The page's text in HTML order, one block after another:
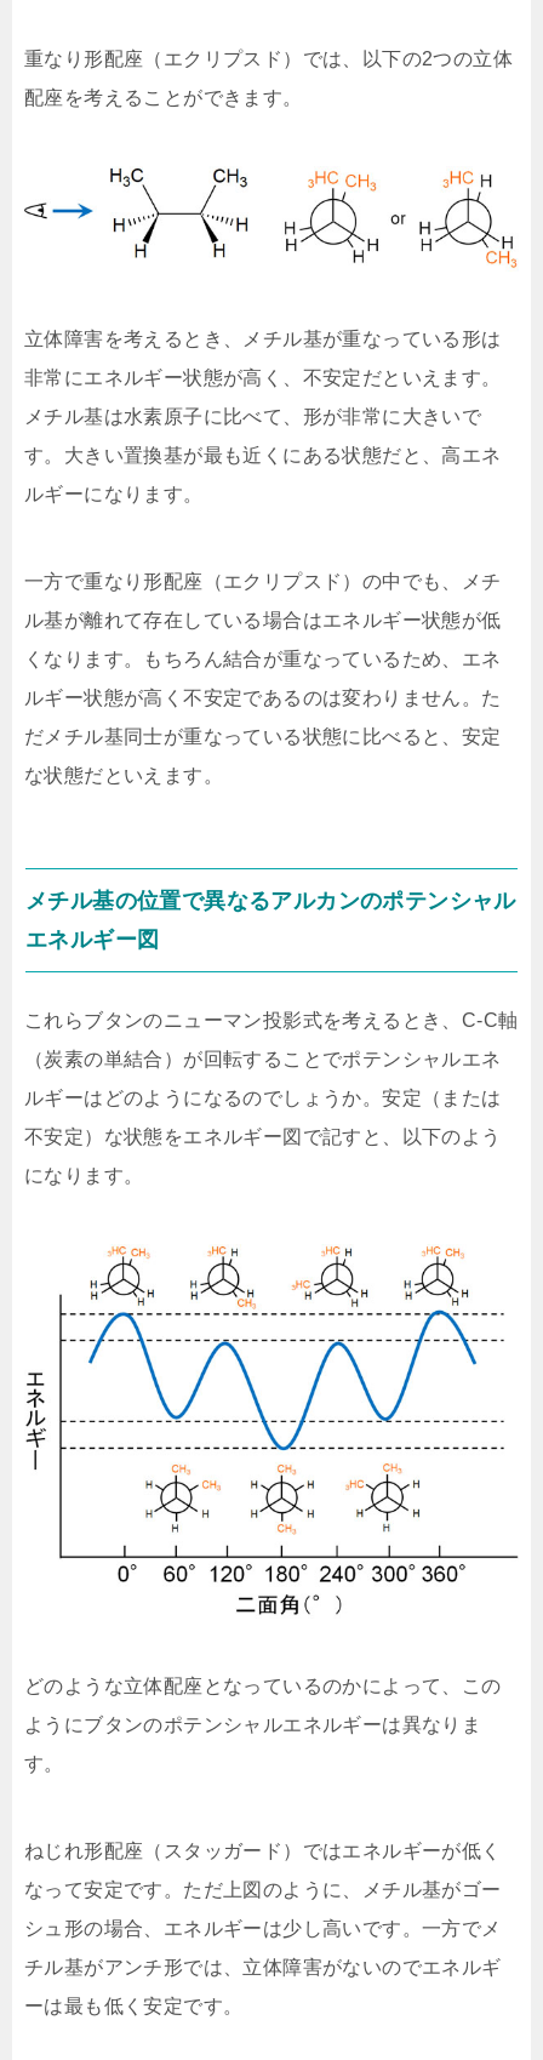
重なり形配座（エクリプスド）では、以下の2つの立体
配座を考えることができます。
立体障害を考えるとき、メチル基が重なっている形は
非常にエネルギー状態が高く、不安定だといえます。
メチル基は水素原子に比べて、形が非常に大きいで
す。大きい置換基が最も近くにある状態だと、高エネ
ルギーになります。
一方で重なり形配座（エクリプスド）の中でも、メチ
ル基が離れて存在している場合はエネルギー状態が低
くなります。もちろん結合が重なっているため、エネ
ルギー状態が高く不安定であるのは変わりません。た
だメチル基同士が重なっている状態に比べると、安定
な状態だといえます。
メチル基の位置で異なるアルカンのポテンシャル
エネルギー図
これらブタンのニューマン投影式を考えるとき、C-C軸
（炭素の単結合）が回転することでポテンシャルエネ
ルギーはどのようになるのでしょうか。安定（または
不安定）な状態をエネルギー図で記すと、以下のよう
になります。
どのような立体配座となっているのかによって、この
ようにブタンのポテンシャルエネルギーは異なりま
す。
ねじれ形配座（スタッガード）ではエネルギーが低く
なって安定です。ただ上図のように、メチル基がゴー
シュ形の場合、エネルギーは少し高いです。一方でメ
チル基がアンチ形では、立体障害がないのでエネルギ
ーは最も低く安定です。